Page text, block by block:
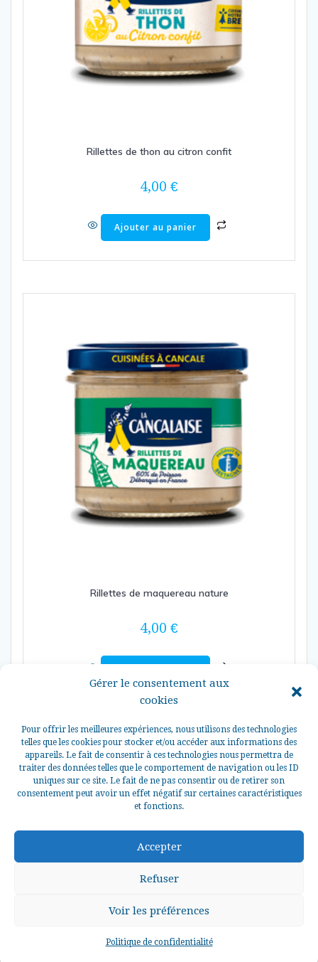
Gérer le consentement aux
cookies
Pour offrir les meilleures expériences, nous utilisons des technologies
telles que les cookies pour stocker et/ou accéder aux informations des
appareils. Le fait de consentir à ces technologies nous permettra de
traiter des données telles que le comportement de navigation ou les ID
uniques sur ce site. Le fait de ne pas consentir ou de retirer son
consentement peut avoir un effet négatif sur certaines caractéristiques
et fonctions.
Accepter
Refuser
Voir les préférences
Politique de confidentialité
Rillettes de thon au citron confit
4,00 €
Ajouter au panier
Rillettes de maquereau nature
4,00 €